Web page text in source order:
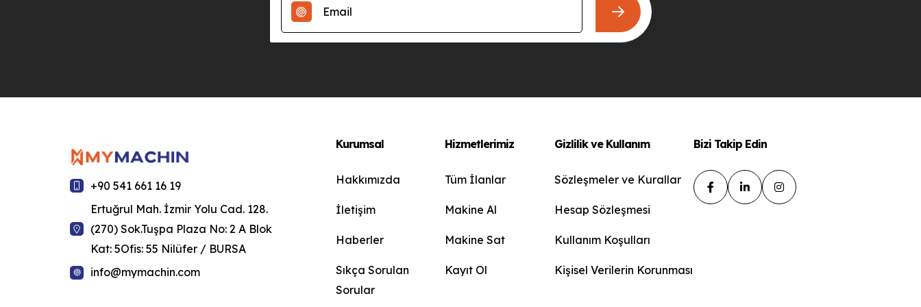
+90 541 661 16 19
Ertuğrul Mah. İzmir Yolu Cad. 128.
(270) Sok.Tuşpa Plaza No: 2 A Blok
Kat: 5Ofis: 55 Nilüfer / BURSA
info@mymachin.com
Kurumsal
Hakkımızda
İletişim
Haberler
Sıkça Sorulan
Sorular
Hizmetlerimiz
Tüm İlanlar
Makine Al
Makine Sat
Kayıt Ol
Gizlilik ve Kullanım
Sözleşmeler ve Kurallar
Hesap Sözleşmesi
Kullanım Koşulları
Kişisel Verilerin Korunması
Bizi Takip Edin